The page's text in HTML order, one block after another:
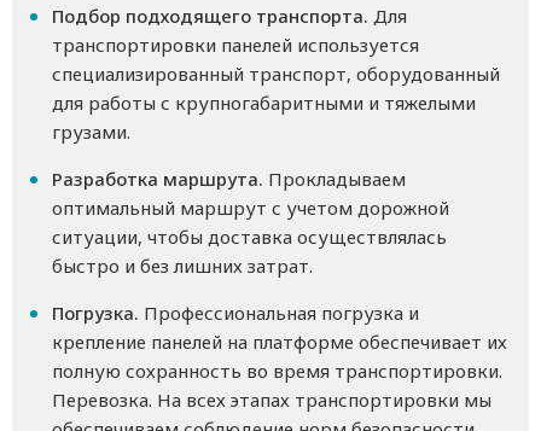
Подбор подходящего транспорта. Для
транспортировки панелей используется
специализированный транспорт, оборудованный
для работы с крупногабаритными и тяжелыми
грузами.
Разработка маршрута. Прокладываем
оптимальный маршрут с учетом дорожной
ситуации, чтобы доставка осуществлялась
быстро и без лишних затрат.
Погрузка. Профессиональная погрузка и
крепление панелей на платформе обеспечивает их
полную сохранность во время транспортировки.
Перевозка. На всех этапах транспортировки мы